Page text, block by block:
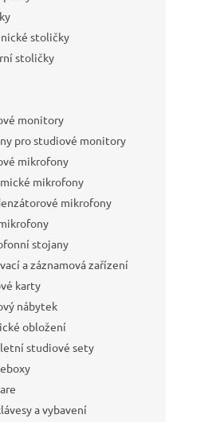
stoličky
stoličky
monitory
pro studiové monitory
mikrofony
mikrofony
mikrofony
stojany
a záznamová zařízení
karty
nábytek
obložení
studiové sety
a vybavení